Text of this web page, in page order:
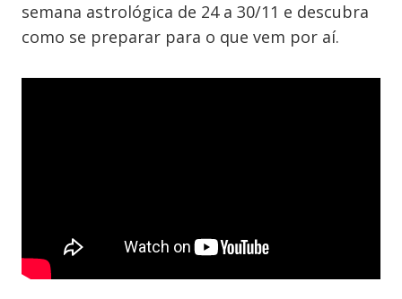
semana astrológica de 24 a 30/11 e descubra
como se preparar para o que vem por aí.